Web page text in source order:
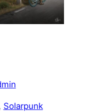
Solarpunk